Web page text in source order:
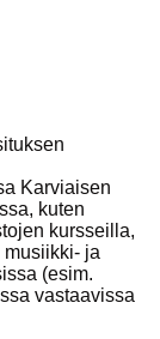
Karviaisen
kuten
kursseilla,
musiikki- ja
(esim.
vastaavissa